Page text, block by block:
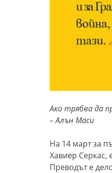
Ако трябва да
– Алън Маси
На 14 март за
Хавиер Серкас,
Преводът е